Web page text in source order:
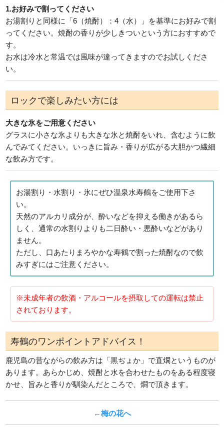
1.お好みで割ってください
お湯割りと同様に「6（焼酎）：4（水）」を基準にお好みで割
ってください。焼酎の香りが少しきついという方におすすめで
す。
お水は冷水と常温では風味が違ってきますのでお試しくださ
い。
ロックで楽しみたい方には
大きな氷をご用意ください
グラスに小さな氷よりも大きな氷と焼酎をいれ、含むように飲
んでみてください。いっきに旨み・香りが広がる大胆かつ繊細
な飲み方です。
お湯割り・水割り・氷にぜひ温泉水寿鶴をご使用下さ
い。
天然のアルカリ成分が、酔いなどを抑える働きがあるら
しく、通常の水割りよりも二日酔い・悪酔いなどがあり
ません。
ただし、口あたりまろやかな寿鶴で割った焼酎なので飲
みすぎにはご注意ください。
※未成年者の飲酒・アルコールを摂取しての運転は禁止
されております。
寿鶴のワンポイントアドバイス！
鹿児島の昔ながらの飲み方は「黒ぢょか」で直燗というものが
あります。あらかじめ、焼酎と水を合わせたものをある程度寝
かせ、旨みと香りが馴染んだところで、燗で頂きます。
←梅の花へ